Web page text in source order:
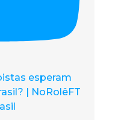
esperam
| NoRolêFT